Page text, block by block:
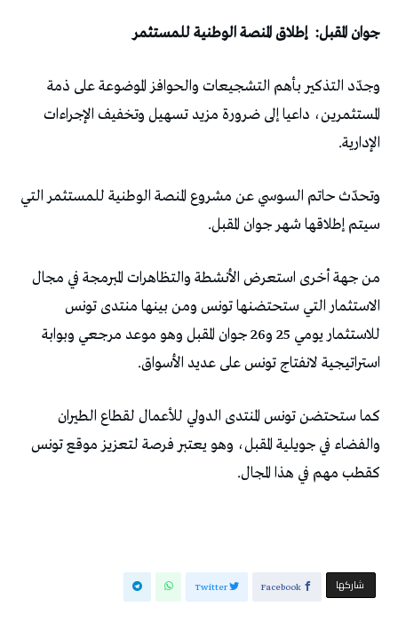
جوان المقبل: إطلاق المنصة الوطنية للمستثمر
وجدّد التذكير بأهم التشجيعات والحوافز الموضوعة على ذمة
المستثمرين، داعيا إلى ضرورة مزيد تسهيل وتخفيف الإجراءات
الإدارية.
وتحدّث حاتم السوسي عن مشروع المنصة الوطنية للمستثمر التي
سيتم إطلاقها شهر جوان المقبل.
من جهة أخرى استعرض الأنشطة والتظاهرات المبرمجة في مجال
الاستثمار التي ستحتضنها تونس ومن بينها منتدى تونس
للاستثمار يومي 25 و26 جوان المقبل وهو موعد مرجعي وبوابة
استراتيجية لانفتاج تونس على عديد الأسواق.
كما ستحتضن تونس المنتدى الدولي للأعمال لقطاع الطيران
والفضاء في جويلية المقبل، وهو يعتبر فرصة لتعزيز موقع تونس
كقطب مهم في هذا المجال.
‫‫ شاركها‬ Facebook
Twitter